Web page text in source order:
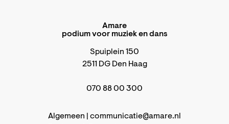
Amare
podium voor muziek en dans
Spuiplein 150
2511 DG Den Haag
070 88 00 300
Algemeen | communicatie@amare.nl